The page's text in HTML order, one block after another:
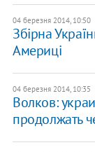
04 березня 2014, 10:50
Збірна
Америці
04 березня 2014, 10:35
Волков:
продолжать